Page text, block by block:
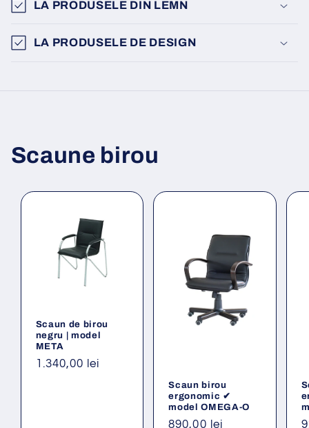
LA PRODUSELE DIN LEMN
LA PRODUSELE DE DESIGN
Scaune birou
Scaun de birou
negru | model
META
Preț
1.340,00 lei
Scaun birou
ergonomic ✔
model OMEGA-O
Preț
890,00 lei